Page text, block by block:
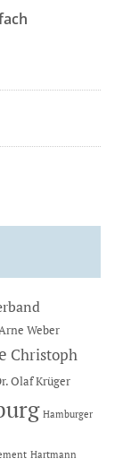
Weber
Christoph
Olaf Krüger
Hamburger
Hartmann